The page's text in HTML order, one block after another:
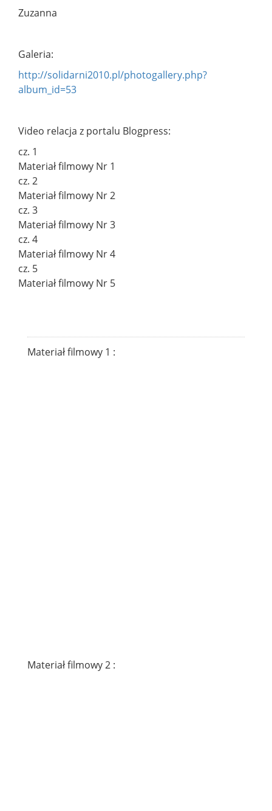
Zuzanna
Galeria:
http://solidarni2010.pl/photogallery.php?
album_id=53
Video relacja z portalu Blogpress:
cz. 1
Materiał filmowy Nr 1
cz. 2
Materiał filmowy Nr 2
cz. 3
Materiał filmowy Nr 3
cz. 4
Materiał filmowy Nr 4
cz. 5
Materiał filmowy Nr 5
Materiał filmowy 1 :
Materiał filmowy 2 :